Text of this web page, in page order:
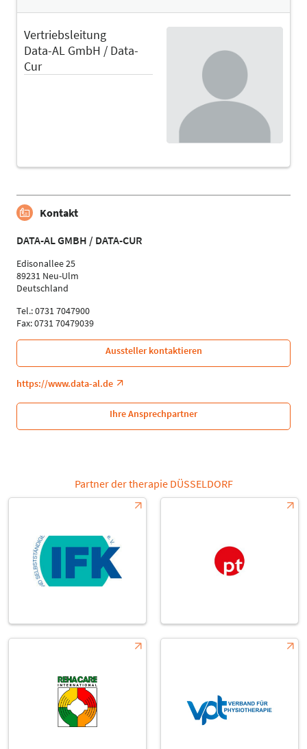
Vertriebsleitung
Data-AL GmbH / Data-
Cur
Kontakt
DATA-AL GMBH / DATA-CUR
Edisonallee 25
89231 Neu-Ulm
Deutschland
Tel.: 0731 7047900
Fax: 0731 70479039
Aussteller kontaktieren
https://www.data-al.de
Ihre Ansprechpartner
Partner der therapie DÜSSELDORF